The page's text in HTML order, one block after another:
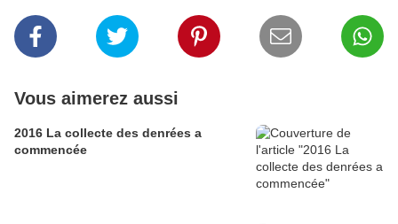
Vous aimerez aussi
2016 La collecte des denrées a
commencée